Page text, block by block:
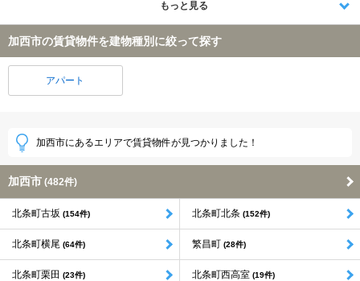
もっと見る
加西市の賃貸物件を建物種別に絞って探す
アパート
加西市にあるエリアで賃貸物件が見つかりました！
加西市 (482件)
北条町古坂 (154件) 北条町北条 (152件)
北条町横尾 (64件) 繁昌町 (28件)
北条町栗田 (23件) 北条町西高室 (19件)